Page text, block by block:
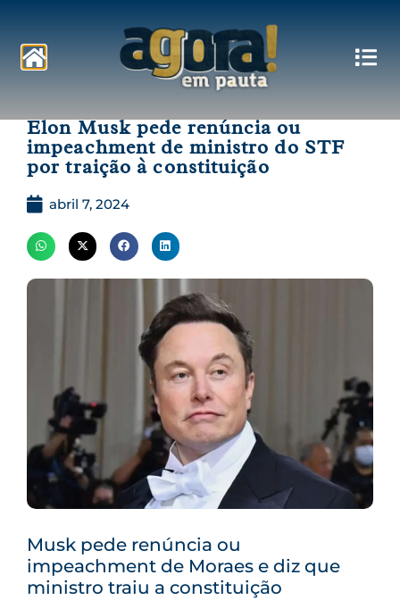
Elon Musk pede renúncia ou
impeachment de ministro do STF
por traição à constituição
abril 7, 2024
Musk pede renúncia ou
impeachment de Moraes e diz que
ministro traiu a constituição